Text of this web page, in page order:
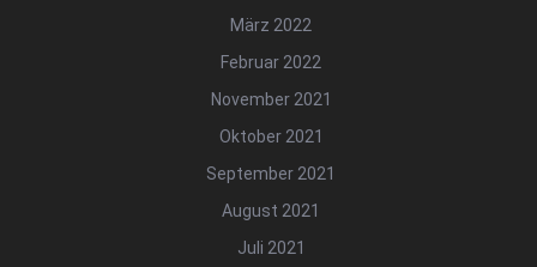
März 2022
Februar 2022
November 2021
Oktober 2021
September 2021
August 2021
Juli 2021